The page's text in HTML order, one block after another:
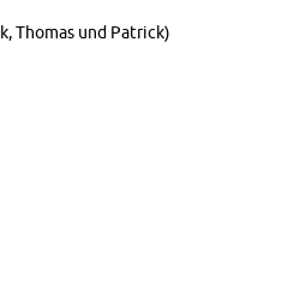
Thomas und Patrick)